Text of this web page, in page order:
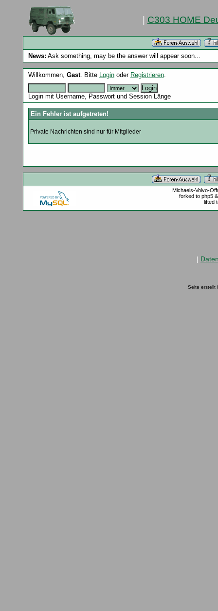
C303 HOME
News: Ask something, may be the answer will appear soon...
Willkommen, Gast. Bitte Loginoder Registrieren.
Login mit Username, Passwort und Session Länge
Ein Fehler ist aufgetreten!
Private Nachrichten sind nur für Mitglieder
Michaels-Volvo-
forked to php5
lifted
|
Seite erstellt